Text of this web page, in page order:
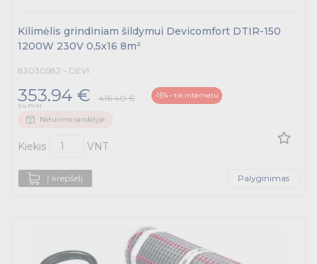
Kilimėlis grindiniam šildymui Devicomfort DTIR-150
1200W 230V 0,5x16 8m²
83030582 - DEVI
353.94 € 416.40 € -15% – tik internetu
Su PVM
Neturime sandėlyje
Kiekis VNT
Į krepšelį Palyginimas